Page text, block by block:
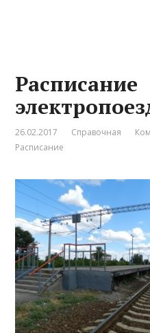
Расписание
26.02.2017 Справочная
Расписание